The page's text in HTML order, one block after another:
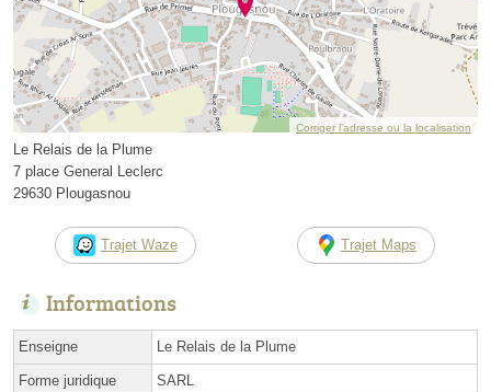
Corriger l’adresse ou la localisation
Le Relais de la Plume
7 place General Leclerc
29630 Plougasnou
Trajet Waze Trajet Maps
Informations
Enseigne Le Relais de la Plume
Forme juridique SARL